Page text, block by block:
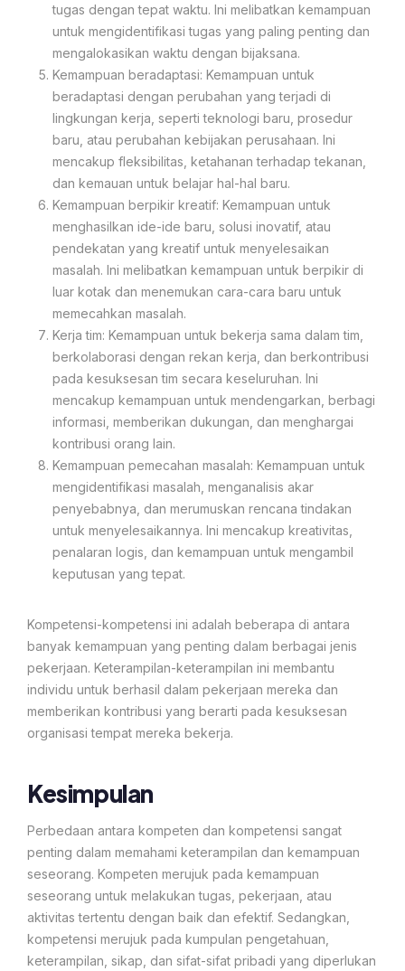
tugas dengan tepat waktu. Ini melibatkan kemampuan
untuk mengidentifikasi tugas yang paling penting dan
mengalokasikan waktu dengan bijaksana.
Kemampuan beradaptasi: Kemampuan untuk
beradaptasi dengan perubahan yang terjadi di
lingkungan kerja, seperti teknologi baru, prosedur
baru, atau perubahan kebijakan perusahaan. Ini
mencakup fleksibilitas, ketahanan terhadap tekanan,
dan kemauan untuk belajar hal-hal baru.
Kemampuan berpikir kreatif: Kemampuan untuk
menghasilkan ide-ide baru, solusi inovatif, atau
pendekatan yang kreatif untuk menyelesaikan
masalah. Ini melibatkan kemampuan untuk berpikir di
luar kotak dan menemukan cara-cara baru untuk
memecahkan masalah.
Kerja tim: Kemampuan untuk bekerja sama dalam tim,
berkolaborasi dengan rekan kerja, dan berkontribusi
pada kesuksesan tim secara keseluruhan. Ini
mencakup kemampuan untuk mendengarkan, berbagi
informasi, memberikan dukungan, dan menghargai
kontribusi orang lain.
Kemampuan pemecahan masalah: Kemampuan untuk
mengidentifikasi masalah, menganalisis akar
penyebabnya, dan merumuskan rencana tindakan
untuk menyelesaikannya. Ini mencakup kreativitas,
penalaran logis, dan kemampuan untuk mengambil
keputusan yang tepat.
Kompetensi-kompetensi ini adalah beberapa di antara
banyak kemampuan yang penting dalam berbagai jenis
pekerjaan. Keterampilan-keterampilan ini membantu
individu untuk berhasil dalam pekerjaan mereka dan
memberikan kontribusi yang berarti pada kesuksesan
organisasi tempat mereka bekerja.
Kesimpulan
Perbedaan antara kompeten dan kompetensi sangat
penting dalam memahami keterampilan dan kemampuan
seseorang. Kompeten merujuk pada kemampuan
seseorang untuk melakukan tugas, pekerjaan, atau
aktivitas tertentu dengan baik dan efektif. Sedangkan,
kompetensi merujuk pada kumpulan pengetahuan,
keterampilan, sikap, dan sifat-sifat pribadi yang diperlukan